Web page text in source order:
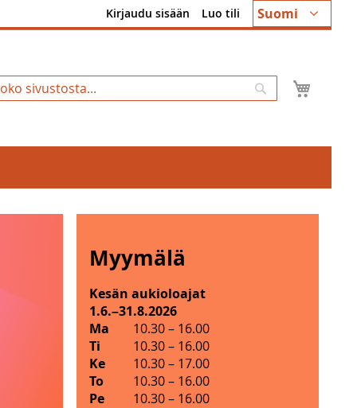
Kieli
Suomi
Kirjaudu sisään Luo tili
Hae
Myymälä
M
y
y
m
ä
Kesän aukioloajat
1.6.–31.8.2026
Ma
10.30– 16.00
Ti
10.30– 16.00
Ke
10.30– 17.00
To
10.30– 16.00
Pe
10.30– 16.00